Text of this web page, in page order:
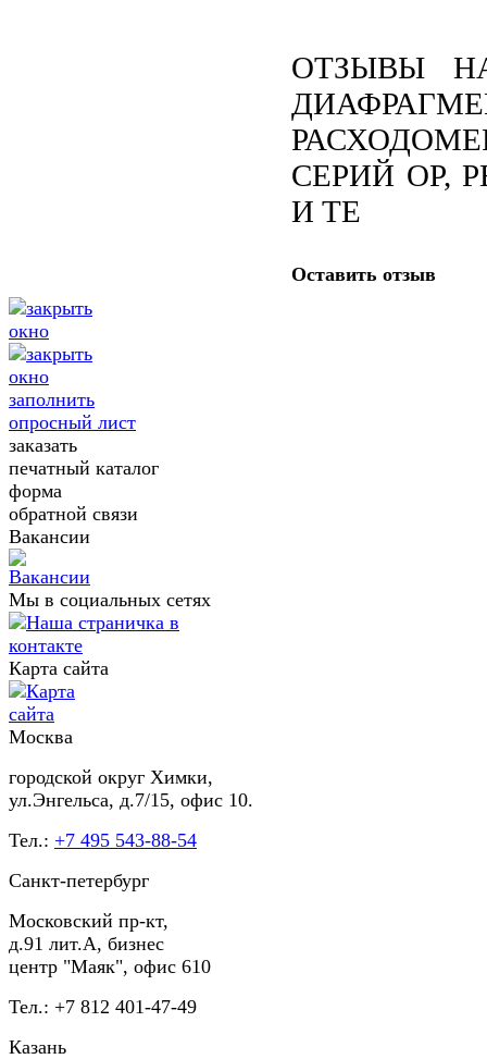
ОТЗЫВЫ
СЕРИЙ OP,
И TE
Оставить отзыв
заполнить
опросный лист
заказать
печатный каталог
форма
обратной связи
Вакансии
Мы в социальных сетях
Карта сайта
Москва
городской округ Химки,
ул.Энгельса, д.7/15, офис 10.
Тел.: +7 495 543-88-54
Санкт-петербург
Московский пр-кт,
д.91 лит.А, бизнес
центр "Маяк", офис 610
Тел.: +7 812 401-47-49
Казань